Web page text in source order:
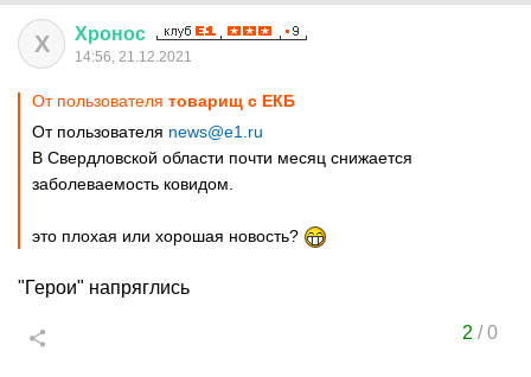
Х Хронос
14:56, 21.12.2021
От пользователя товарищ с ЕКБ
От пользователя news@e1.ru
В Свердловской области почти месяц снижается
заболеваемость ковидом.
это плохая или хорошая новость?
"Герои" напряглись
2 /0